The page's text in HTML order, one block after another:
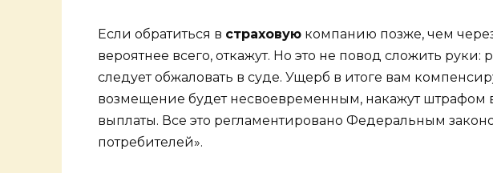
Если обратиться в страховую компанию позже, чем
вероятнее всего, откажут. Но это не повод сложить
следует обжаловать в суде. Ущерб в итоге вам
возмещение будет несвоевременным, накажут штрафом
выплаты. Все это регламентировано Федеральным
потребителей».